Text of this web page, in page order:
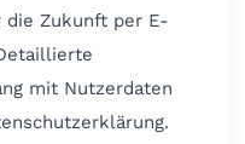
Zukunft per E-
mit Nutzerdaten